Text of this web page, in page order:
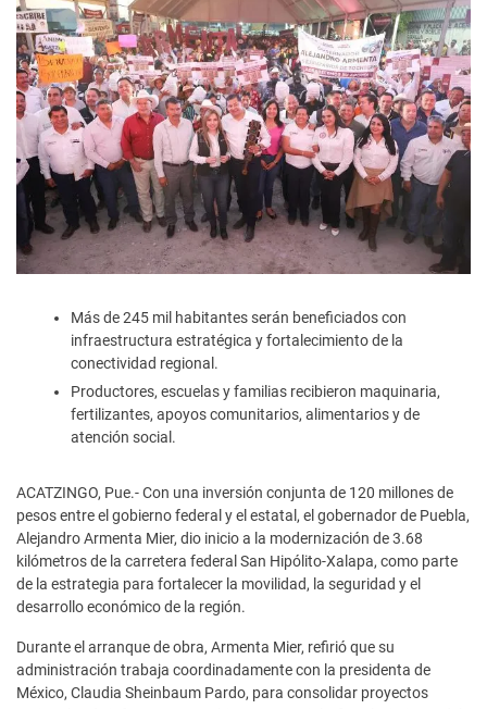
Más de 245 mil habitantes serán beneficiados con
infraestructura estratégica y fortalecimiento de la
conectividad regional.
Productores, escuelas y familias recibieron maquinaria,
fertilizantes, apoyos comunitarios, alimentarios y de
atención social.
ACATZINGO, Pue.- Con una inversión conjunta de 120 millones de
pesos entre el gobierno federal y el estatal, el gobernador de Puebla,
Alejandro Armenta Mier, dio inicio a la modernización de 3.68
kilómetros de la carretera federal San Hipólito-Xalapa, como parte
de la estrategia para fortalecer la movilidad, la seguridad y el
desarrollo económico de la región.
Durante el arranque de obra, Armenta Mier, refirió que su
administración trabaja coordinadamente con la presidenta de
México, Claudia Sheinbaum Pardo, para consolidar proyectos